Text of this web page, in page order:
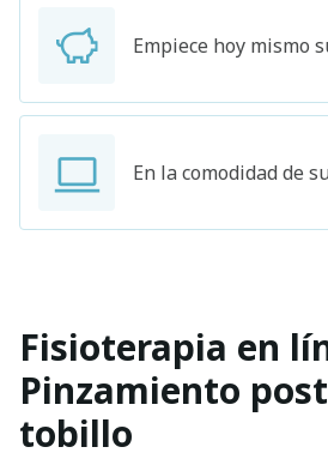
Empiece hoy mismo
En la comodidad de
Fisioterapia en
Pinzamiento
tobillo